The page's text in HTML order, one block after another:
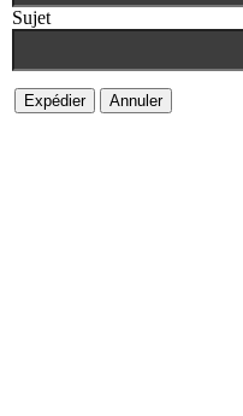
Sujet
Expédier Annuler